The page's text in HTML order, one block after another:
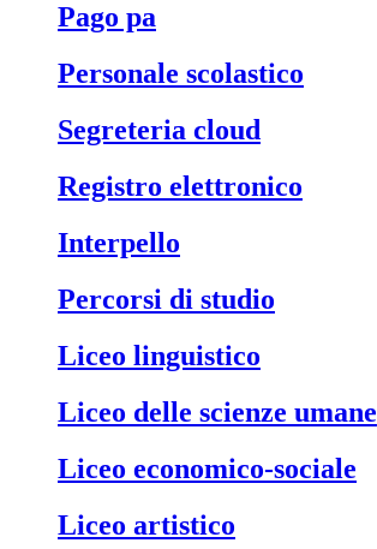
pago pa
personale scolastico
segreteria cloud
registro elettronico
interpello
percorsi di studio
liceo linguistico
liceo delle scienze umane
liceo economico-sociale
liceo artistico